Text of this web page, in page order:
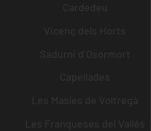
Cardedeu
Vicenç dels Horts
Sadurní d´Osormort
Capellades
Les Masíes de Voltregà
Les Franqueses del Vallès